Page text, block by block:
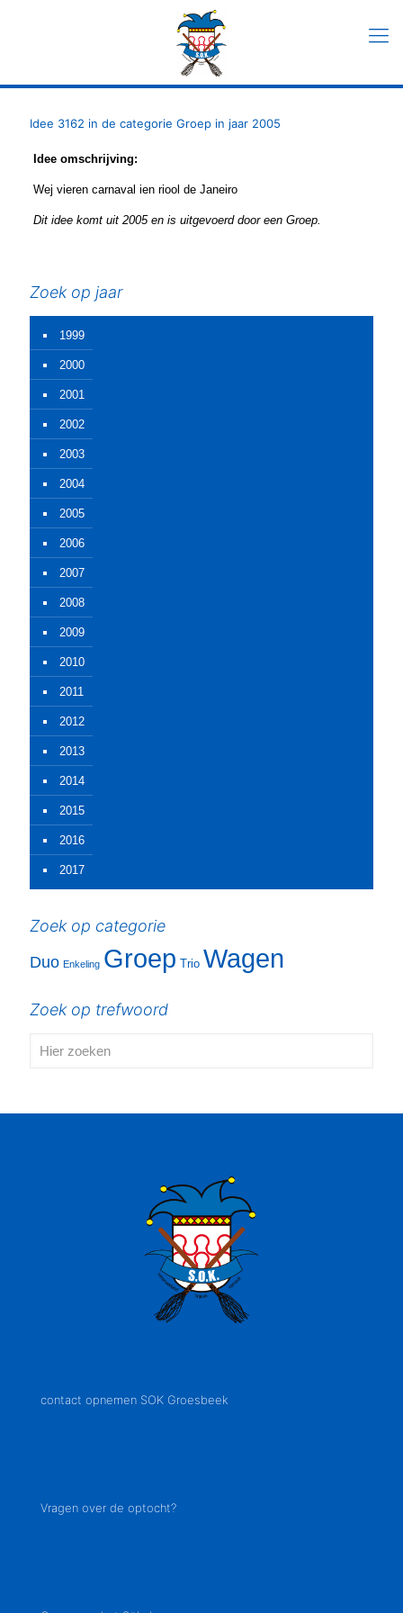
Idee 3162 in de categorie Groep in jaar 2005
Idee omschrijving:
Wej vieren carnaval ien riool de Janeiro
Dit idee komt uit 2005 en is uitgevoerd door een Groep.
Zoek op jaar
1999
2000
2001
2002
2003
2004
2005
2006
2007
2008
2009
2010
2011
2012
2013
2014
2015
2016
2017
Zoek op categorie
Duo Enkeling Groep Trio Wagen
Zoek op trefwoord
contact opnemen SOK Groesbeek
Vragen over de optocht?